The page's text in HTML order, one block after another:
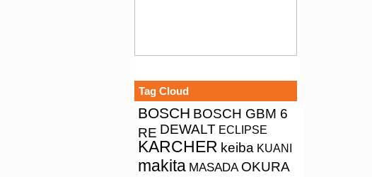
Tag Cloud
BOSCH BOSCH GBM 6
RE DEWALT ECLIPSE
KARCHER keiba KUANI
makita MASADA OKURA